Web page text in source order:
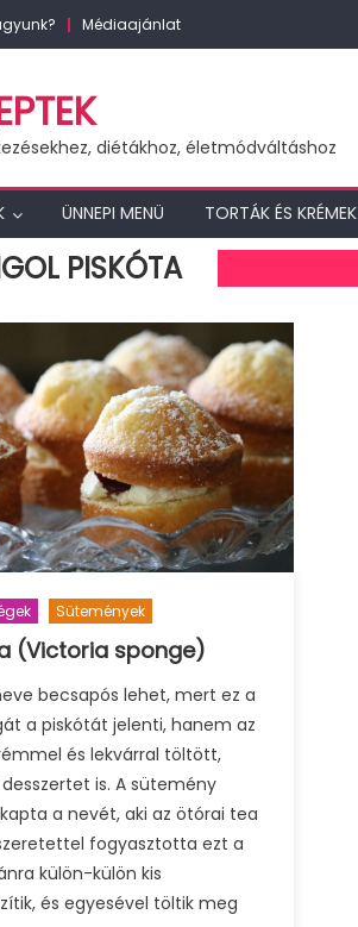
Médiaajánlat
diétákhoz, életmódváltáshoz
ÜNNEPI MENÜ TORTÁK ÉS KRÉMEK
PISKÓTA
Sütemények
(Victoria sponge)
becsapós lehet, mert ez a
a piskótát jelenti, hanem az
és lekvárral töltött,
is. A sütemény
a nevét, aki az ötórai tea
fogyasztotta ezt a
külön-külön kis
és egyesével töltik meg